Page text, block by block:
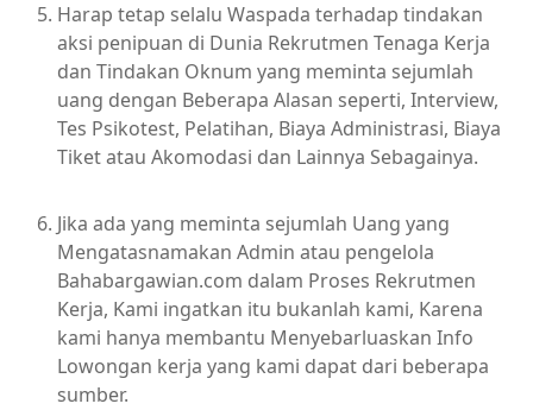
Harap tetap selalu Waspada terhadap tindakan
aksi penipuan di Dunia Rekrutmen Tenaga Kerja
dan Tindakan Oknum yang meminta sejumlah
uang dengan Beberapa Alasan seperti, Interview,
Tes Psikotest, Pelatihan, Biaya Administrasi, Biaya
Tiket atau Akomodasi dan Lainnya Sebagainya.
Jika ada yang meminta sejumlah Uang yang
Mengatasnamakan Admin atau pengelola
Bahabargawian.com dalam Proses Rekrutmen
Kerja, Kami ingatkan itu bukanlah kami, Karena
kami hanya membantu Menyebarluaskan Info
Lowongan kerja yang kami dapat dari beberapa
sumber.